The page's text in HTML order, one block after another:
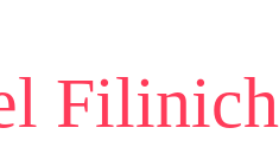
Filinich